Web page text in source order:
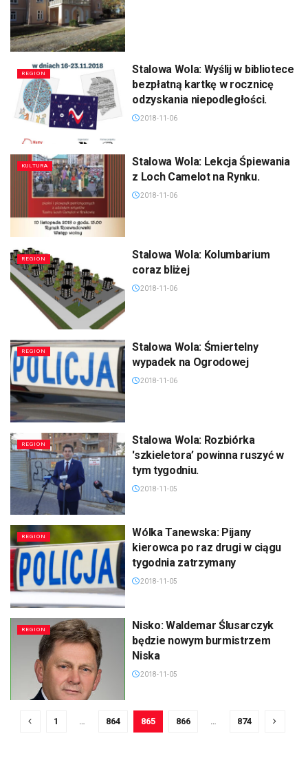
REGION
Stalowa Wola: Wyślij w bibliotece
bezpłatną kartkę w rocznicę
odzyskania niepodległości.
2018-11-06
KULTURA
Stalowa Wola: Lekcja Śpiewania
z Loch Camelot na Rynku.
2018-11-06
REGION
Stalowa Wola: Kolumbarium
coraz bliżej
2018-11-06
REGION
Stalowa Wola: Śmiertelny
wypadek na Ogrodowej
2018-11-06
REGION
Stalowa Wola: Rozbiórka
'szkieletora’ powinna ruszyć w
tym tygodniu.
2018-11-05
REGION
Wólka Tanewska: Pijany
kierowca po raz drugi w ciągu
tygodnia zatrzymany
2018-11-05
REGION
Nisko: Waldemar Ślusarczyk
będzie nowym burmistrzem
Niska
2018-11-05
1 … 864 865 866 … 874